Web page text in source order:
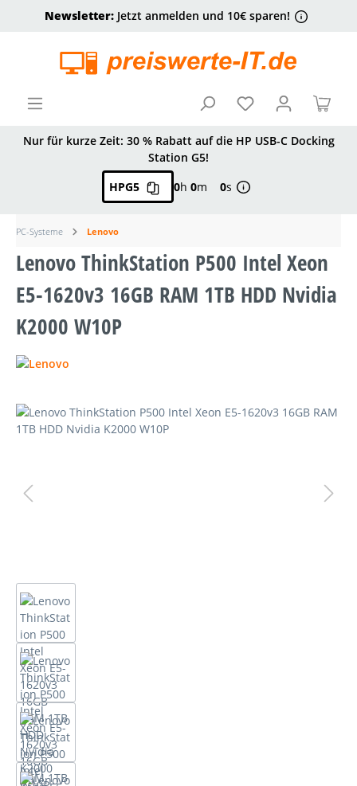
springen
Newsletter:Jetzt anmelden und 10€ sparen!
Nur für kurze Zeit: 30 % Rabatt auf die HP USB-C Docking
Station G5!
HPG5
0h 0m 0s
PC-Systeme Lenovo
Lenovo ThinkStation P500 Intel Xeon
E5-1620v3 16GB RAM 1TB HDD Nvidia
K2000 W10P
Bildergalerie überspringen